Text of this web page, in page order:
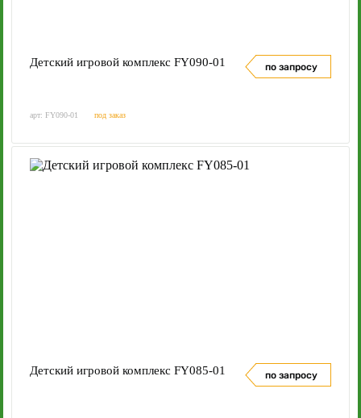
Детский игровой комплекс FY090-01 по запросу
арт: FY090-01 под заказ
Детский игровой комплекс FY085-01 по запросу